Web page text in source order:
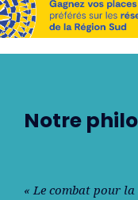
Notre
« Le combat pour